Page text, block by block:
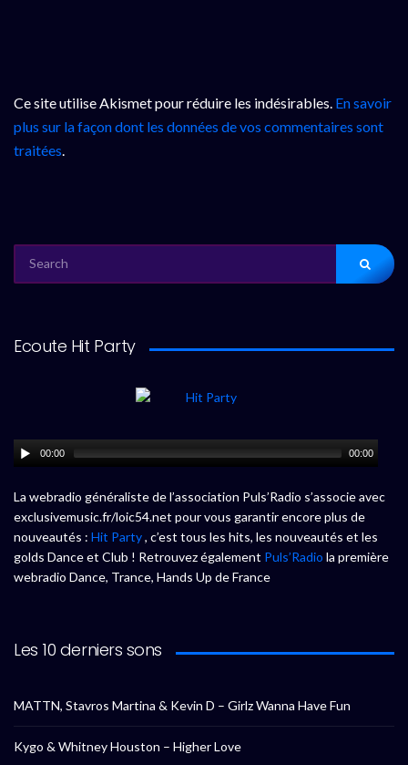
Ce site utilise Akismet pour réduire les indésirables. En savoir
plus sur la façon dont les données de vos commentaires sont
traitées.
FOR:
Ecoute Hit Party
00:00 00:00
La webradio généraliste de l’association Puls’Radio s’associe avec
exclusivemusic.fr/loic54.net pour vous garantir encore plus de
nouveautés : Hit Party, c’est tous les hits, les nouveautés et les
golds Dance et Club ! Retrouvez également Puls’Radio la première
webradio Dance, Trance, Hands Up de France
Les 10 derniers sons
MATTN, Stavros Martina & Kevin D – Girlz Wanna Have Fun
Kygo & Whitney Houston – Higher Love